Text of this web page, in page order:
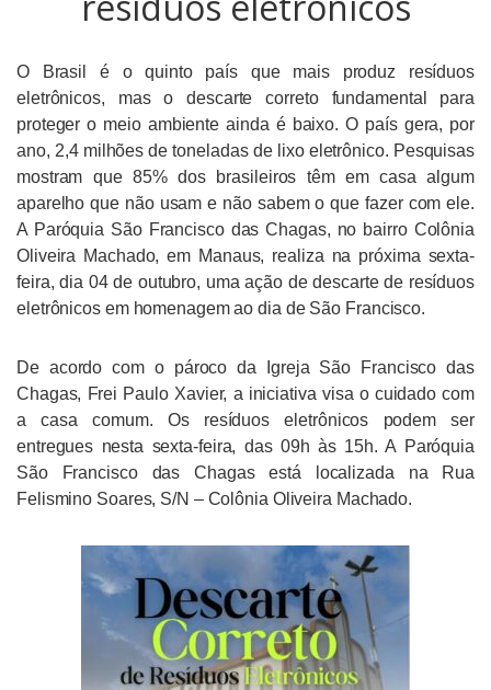
O Brasil é o quinto país que mais produz resíduos
eletrônicos, mas o descarte correto fundamental para
proteger o meio ambiente ainda é baixo. O país gera, por
ano, 2,4 milhões de toneladas de lixo eletrônico. Pesquisas
mostram que 85% dos brasileiros têm em casa algum
aparelho que não usam e não sabem o que fazer com ele.
A Paróquia São Francisco das Chagas, no bairro Colônia
Oliveira Machado, em Manaus, realiza na próxima sexta-
feira, dia 04 de outubro, uma ação de descarte de resíduos
eletrônicos em homenagem ao dia de São Francisco.
De acordo com o pároco da Igreja São Francisco das
Chagas, Frei Paulo Xavier, a iniciativa visa o cuidado com
a casa comum. Os resíduos eletrônicos podem ser
entregues nesta sexta-feira, das 09h às 15h.A Paróquia
São Francisco das Chagas está localizada na Rua
Felismino Soares, S/N – Colônia Oliveira Machado.